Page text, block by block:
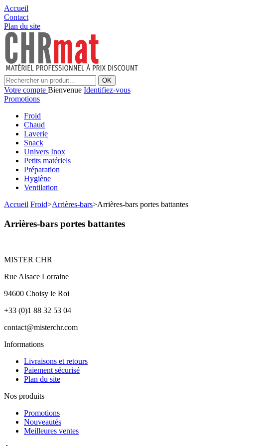
Accueil
Contact
Plan du site
OK
Votre compte Bienvenue Identifiez-vous
Promotions
Froid
Chaud
Laverie
Snack
Univers Inox
Petits matériels
Préparation
Hygiène
Ventilation
Accueil Froid>Arrières-bars>Arrières-bars portes battantes
Arrières-bars portes battantes
MISTER CHR
Rue Alsace Lorraine
94600 Choisy le Roi
+33 (0)1 88 32 53 04
contact@misterchr.com
Informations
Livraisons et retours
Paiement sécurisé
Plan du site
Nos produits
Promotions
Nouveautés
Meilleures ventes